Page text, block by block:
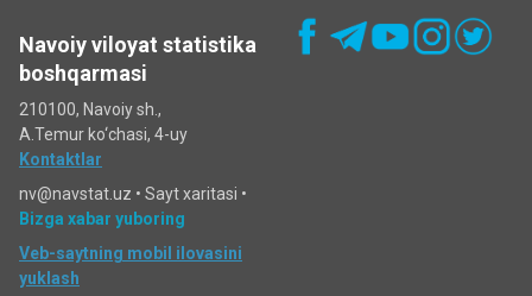
Navoiy viloyat statistika
boshqarmasi
210100, Navoiy sh.,
A.Temur ko‘chаsi, 4-uy
Kontaktlar
nv@navstat.uz • Sayt xaritasi •
Bizga xabar yuboring
Veb-saytning mobil ilovasini
yuklash